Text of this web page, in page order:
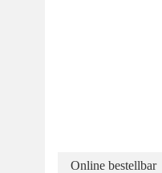
Online bestellbar